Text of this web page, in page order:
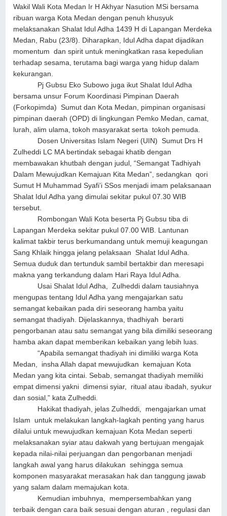
Wakil Wali Kota Medan Ir H Akhyar Nasution MSi bersama
ribuan warga Kota Medan dengan penuh khusyuk
melaksanakan Shalat Idul Adha 1439 H di Lapangan Merdeka
Medan, Rabu (23/8). Diharapkan, Idul Adha dapat dijadikan
momentum dan spirit untuk meningkatkan rasa kepedulian
terhadap sesama, terutama bagi warga yang hidup dalam
kekurangan.
Pj Gubsu Eko Subowo juga ikut Shalat Idul Adha
bersama unsur Forum Koordinasi Pimpinan Daerah
(Forkopimda) Sumut dan Kota Medan, pimpinan organisasi
pimpinan daerah (OPD) di lingkungan Pemko Medan, camat,
lurah, alim ulama, tokoh masyarakat serta tokoh pemuda.
Dosen Universitas Islam Negeri (UIN) Sumut Drs H
Zulheddi LC MA bertindak sebagai khatib dengan
membawakan khutbah dengan judul, “Semangat Tadhiyah
Dalam Mewujudkan Kemajuan Kita Medan”, sedangkan qori
Sumut H Muhammad Syafi’i SSos menjadi imam pelaksanaan
Shalat Idul Adha yang dimulai sekitar pukul 07.30 WIB
tersebut.
Rombongan Wali Kota beserta Pj Gubsu tiba di
Lapangan Merdeka sekitar pukul 07.00 WIB. Lantunan
kalimat takbir terus berkumandang untuk memuji keagungan
Sang Khlaik hingga jelang pelaksaan Shalat Idul Adha.
Semua duduk dan tertunduk sambil bertakbir dan meresapi
makna yang terkandung dalam Hari Raya Idul Adha.
Usai Shalat Idul Adha, Zulheddi dalam tausiahnya
mengupas tentang Idul Adha yang mengajarkan satu
semangat kebaikan pada diri seseorang hamba yaitu
semangat thadiyah. Dijelaskannya, thadhiyah berarti
pengorbanan atau satu semangat yang bila dimiliki seseorang
hamba akan dapat memberikan kebaikan yang lebih luas.
“Apabila semangat thadiyah ini dimiliki warga Kota
Medan, insha Allah dapat mewujudkan kemajuan Kota
Medan yang kita cintai. Sebab, semangat thadiyah memiliki
empat dimensi yakni dimensi syiar, ritual atau ibadah, syukur
dan sosial,” kata Zulheddi.
Hakikat thadiyah, jelas Zulheddi, mengajarkan umat
Islam untuk melakukan langkah-lagkah penting yang harus
dilalui untuk mewujudkan kemajuan Kota Medan seperti
melaksanakan syiar atau dakwah yang bertujuan mengajak
kepada nilai-nilai perjuangan dan pengorbanan menjadi
langkah awal yang harus dilakukan sehingga semua
komponen masyarakat merasakan hak dan tanggung jawab
yang salam dalam memajukan kota.
Kemudian imbuhnya, mempersembahkan yang
terbaik dengan cara baik sesuai dengan aturan , regulasi dan